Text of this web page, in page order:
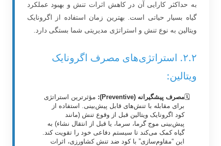
به حداکثر کارایی آن در کاهش اثرات تنش و بهبود عملکرد
گیاه بسیار حیاتی است. بهترین زمان استفاده از اگرونایک
ویتالین به نوع تنش و استراتژی مدیریتی شما بستگی دارد.
۲.۲. استراتژی‌های مصرف اگرونایک
ویتالین:
مصرف پیشگیرانه (Preventive):
مؤثرترین استراتژی
برای مقابله با تنش‌های قابل پیش‌بینی. استفاده از
کود اگرونایک ویتالین قبل از وقوع تنش (مانند
پیش‌بینی موج گرما، سرما، یا قبل از انتقال نشاء) به
گیاه کمک می‌کند تا سیستم دفاعی خود را تقویت کند.
این “مقاوم‌سازی” با کود ضد تنش کشاورزی، اثرات